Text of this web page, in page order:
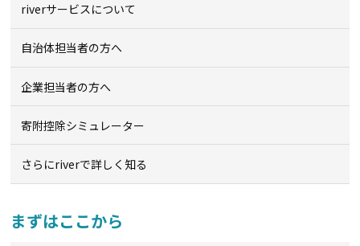
riverサービスについて
自治体担当者の方へ
企業担当者の方へ
寄附控除シミュレーター
さらにriverで詳しく知る
まずはここから